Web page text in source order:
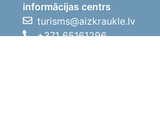
informācijas centrs
turisms@aizkraukle.lv
+371 65161296